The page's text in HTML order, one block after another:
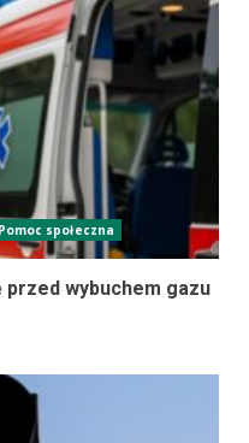
Pomoc społeczna
wybuchem gazu